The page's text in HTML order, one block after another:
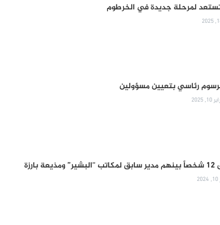
تستعد لمرحلة جديدة في الخرطوم
رئاسي بتعيين مسؤولين
2025